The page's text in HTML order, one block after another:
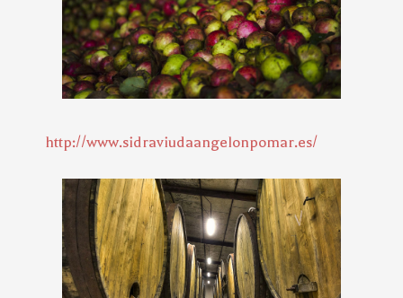
http://www.sidraviudaangelonpomar.es/